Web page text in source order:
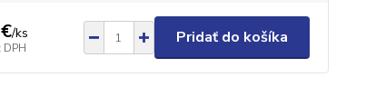
/ks
DPH
Pridať do košíka